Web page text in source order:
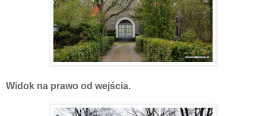
Widok na prawo od wejścia.